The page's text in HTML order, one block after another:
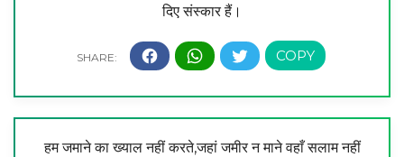
दिए संस्कार हैं।
हम जमाने का ख्याल नहीं करते,जहां जमीर न माने वहाँ सलाम नहीं